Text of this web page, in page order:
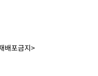
배포금지>